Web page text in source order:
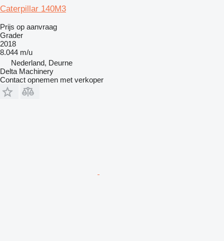
Caterpillar 140M3
Prijs op aanvraag
Grader
2018
8.044 m/u
Nederland, Deurne
Delta Machinery
Contact opnemen met verkoper